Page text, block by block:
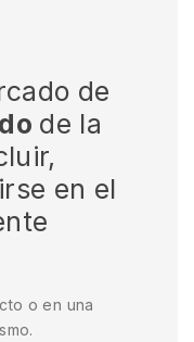
de
de la
en el
o en una